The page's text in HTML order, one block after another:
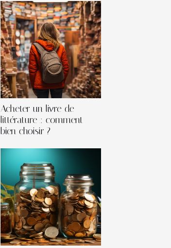
Acheter un livre de
littérature : comment
bien choisir ?